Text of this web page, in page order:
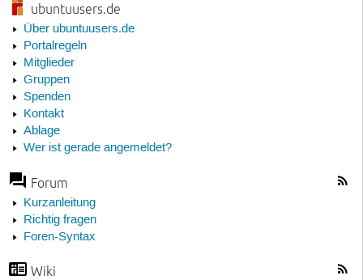
ubuntuusers.de
Über ubuntuusers.de
Portalregeln
Mitglieder
Gruppen
Spenden
Kontakt
Ablage
Wer ist gerade angemeldet?
Forum
Kurzanleitung
Richtig fragen
Foren-Syntax
Wiki